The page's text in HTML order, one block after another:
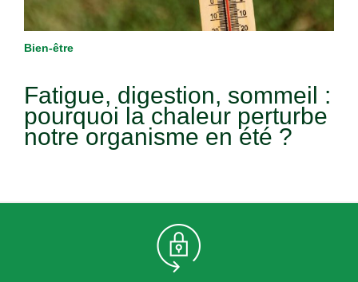
Bien-être
Fatigue, digestion, sommeil :
pourquoi la chaleur perturbe
notre organisme en été ?